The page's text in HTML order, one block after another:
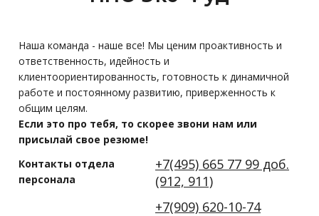
Наша команда - наше все! Мы ценим проактивность и
ответственность, идейность и
клиентоориентированность, готовность к динамичной
работе и постоянному развитию, приверженность к
общим целям.
Если это про тебя, то скорее звони нам или
присылай свое резюме!
Контакты отдела
персонала
+7(495) 665 77 99 доб.
(912, 911)
+7(909) 620-10-74